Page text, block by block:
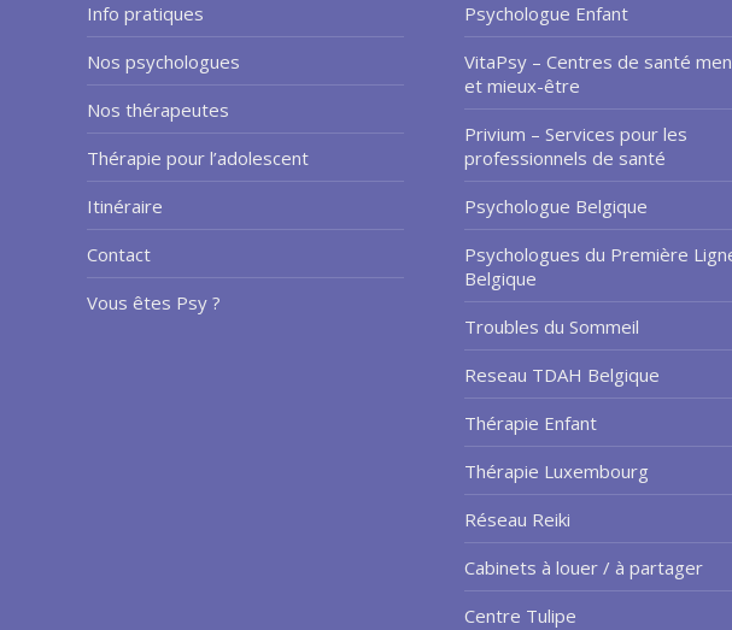
Info pratiques
Nos psychologues
Nos thérapeutes
Thérapie pour l’adolescent
Itinéraire
Contact
Vous êtes Psy ?
Psychologue Enfant
VitaPsy – Centres de santé
et mieux-être
Privium – Services pour les
professionnels de santé
Psychologue Belgique
Psychologues du Première
Belgique
Troubles du Sommeil
Reseau TDAH Belgique
Thérapie Enfant
Thérapie Luxembourg
Réseau Reiki
Cabinets à louer / à partager
Centre Tulipe